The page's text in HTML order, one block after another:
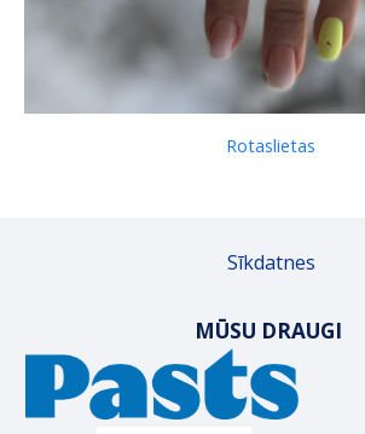
Rotaslietas
Sīkdatnes
MŪSU DRAUGI